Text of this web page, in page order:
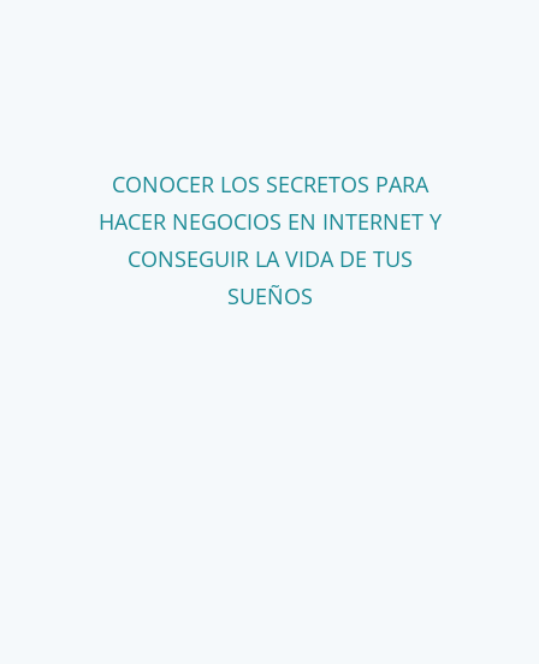
CONOCER LOS SECRETOS PARA
HACER NEGOCIOS EN INTERNET Y
CONSEGUIR LA VIDA DE TUS
SUEÑOS